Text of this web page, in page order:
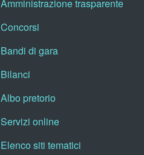
Amministrazione trasparente
Concorsi
Bandi di gara
Bilanci
Albo pretorio
Servizi online
Elenco siti tematici